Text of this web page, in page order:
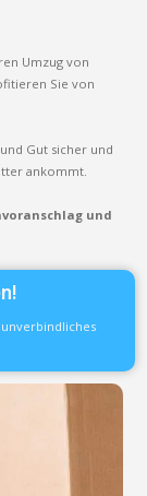
Umzug von
Sie von
Gut sicher und
ankommt.
und